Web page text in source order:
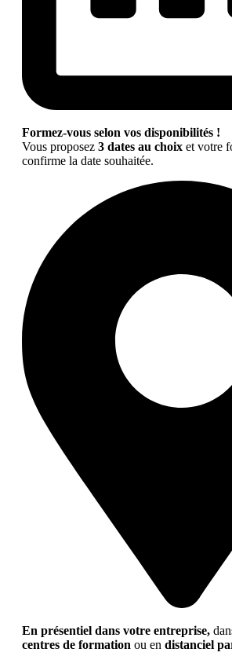
Formez-vous selon vos disponibilités !
Vous proposez 3 dates au choix et votre
confirme la date souhaitée.
En présentiel dans votre entreprise,
centres de formation ou en distanciel